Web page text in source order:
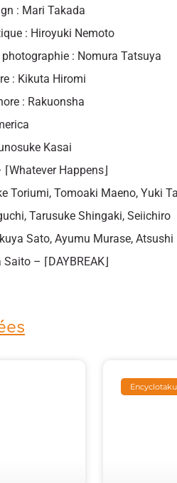
: Mari Takada
: Hiroyuki Nemoto
: Nomura Tatsuya
: Kikuta Hiromi
: Rakuonsha
Kasai
Happens⌋
Toriumi, Tomoaki Maeno, Yuki
Tarusuke Shingaki, Seiichiro
Sato, Ayumu Murase, Atsushi
– ⌈DAYBREAK⌋
Encyclotaku